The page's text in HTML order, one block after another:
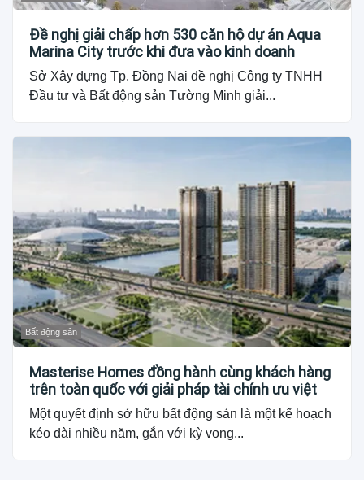
Đề nghị giải chấp hơn 530 căn hộ dự án Aqua
Marina City trước khi đưa vào kinh doanh
Sở Xây dựng Tp. Đồng Nai đề nghị Công ty TNHH
Đầu tư và Bất động sản Tường Minh giải...
Bất động sản
Masterise Homes đồng hành cùng khách hàng
trên toàn quốc với giải pháp tài chính ưu việt
Một quyết định sở hữu bất động sản là một kế hoạch
kéo dài nhiều năm, gắn với kỳ vọng...